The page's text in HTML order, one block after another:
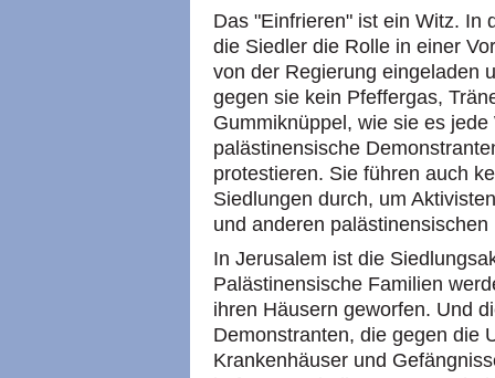
Das "Einfrieren" ist ein Witz. In
die Siedler die Rolle in einer
von der Regierung eingeladen
gegen sie kein Pfeffergas,
Gummiknüppel, wie sie es
palästinensische
protestieren. Sie führen auch
Siedlungen durch, um
und anderen palästinensischen
In Jerusalem ist die
Palästinensische Familien
ihren Häusern geworfen. Und
Demonstranten, die gegen die
Krankenhäuser und